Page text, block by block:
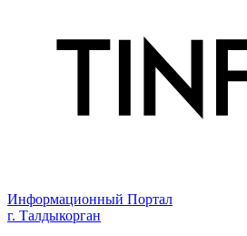
Информационный Портал
г. Талдыкорган